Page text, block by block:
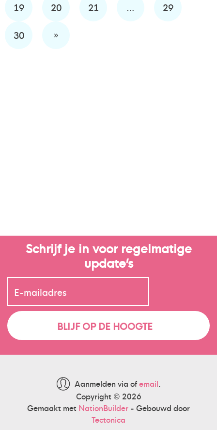
19 20 21 … 29
30 »
Schrijf je in voor regelmatige
update’s
Aanmelden via ofemail.
Copyright © 2026
Gemaakt met NationBuilder - Gebouwd door
Tectonica